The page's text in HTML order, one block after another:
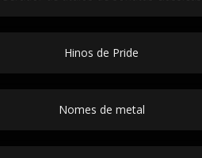
Hinos de Pride
Nomes de metal